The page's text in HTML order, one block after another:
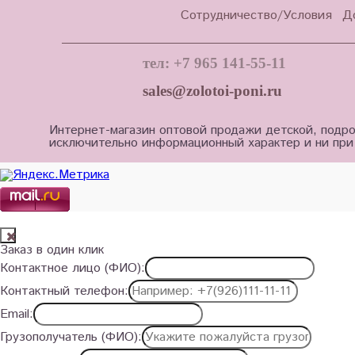
Сотрудничество/Условия
тел: +7 965 141-55-11
sales@zolotoi-poni.ru
Интернет-магазин оптовой продажи детской,
исключительно информационный характер и ни
Заказ в один клик
Контактное лицо (ФИО):
Контактный телефон:
Email:
Грузополучатель (ФИО):